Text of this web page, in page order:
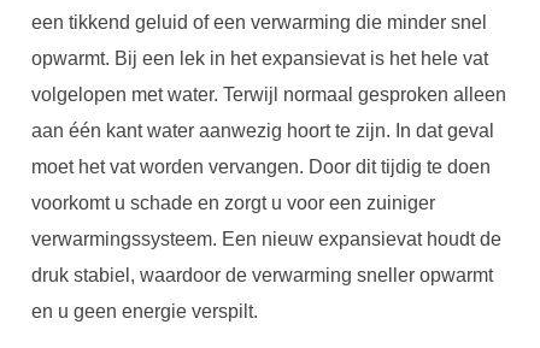
een tikkend geluid of een verwarming die minder snel
opwarmt. Bij een lek in het expansievat is het hele vat
volgelopen met water. Terwijl normaal gesproken alleen
aan één kant water aanwezig hoort te zijn. In dat geval
moet het vat worden vervangen. Door dit tijdig te doen
voorkomt u schade en zorgt u voor een zuiniger
verwarmingssysteem. Een nieuw expansievat houdt de
druk stabiel, waardoor de verwarming sneller opwarmt
en u geen energie verspilt.